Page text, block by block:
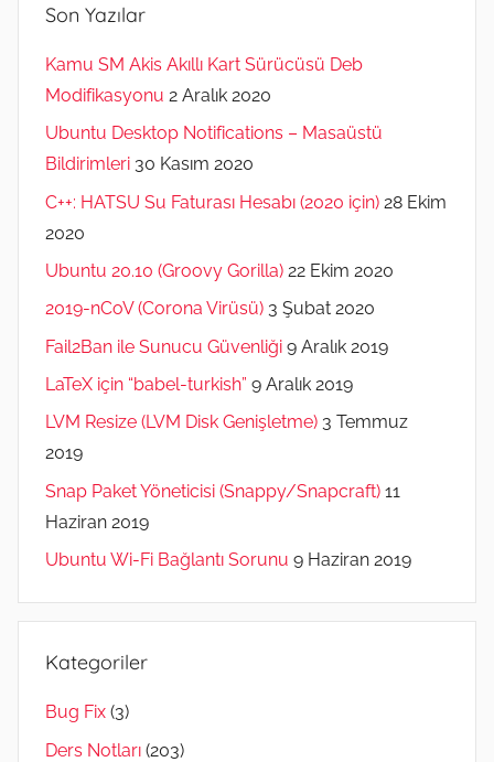
Son Yazılar
Kamu SM Akis Akıllı Kart Sürücüsü Deb
Modifikasyonu 2 Aralık 2020
Ubuntu Desktop Notifications – Masaüstü
Bildirimleri 30 Kasım 2020
C++: HATSU Su Faturası Hesabı (2020 için) 28 Ekim
2020
Ubuntu 20.10 (Groovy Gorilla) 22 Ekim 2020
2019-nCoV (Corona Virüsü) 3 Şubat 2020
Fail2Ban ile Sunucu Güvenliği 9 Aralık 2019
LaTeX için “babel-turkish” 9 Aralık 2019
LVM Resize (LVM Disk Genişletme) 3 Temmuz
2019
Snap Paket Yöneticisi (Snappy/Snapcraft) 11
Haziran 2019
Ubuntu Wi-Fi Bağlantı Sorunu 9 Haziran 2019
Kategoriler
Bug Fix (3)
Ders Notları (203)